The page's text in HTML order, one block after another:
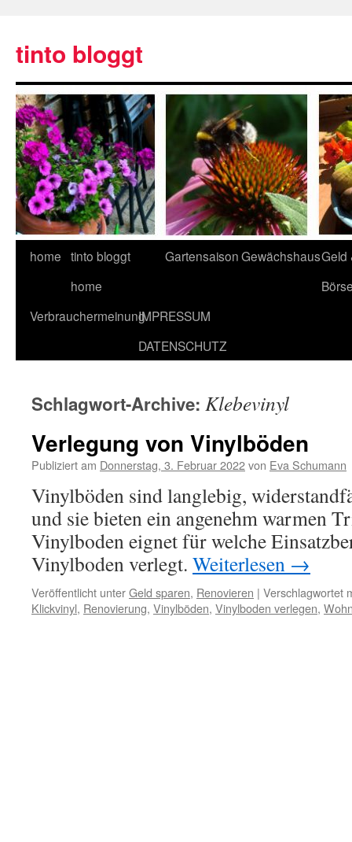
tinto bloggt
home tinto bloggt
home
GartensaisonGewächshausGeld
VerbrauchermeinungIMPRESSUM
DATENSCHUTZ
Schlagwort-Archive: Klebevinyl
Verlegung von Vinylböden
Publiziert am Donnerstag, 3. Februar 2022von Eva Schumann
Vinylböden sind langlebig,
und sie bieten ein angenehm warmen
Vinylboden eignet für welche
Vinylboden verlegt. Weiterlesen →
Veröffentlicht unterGeld sparen, Renovieren | Verschlagwortet
Klickvinyl, Renovierung, Vinylböden, Vinylboden verlegen,